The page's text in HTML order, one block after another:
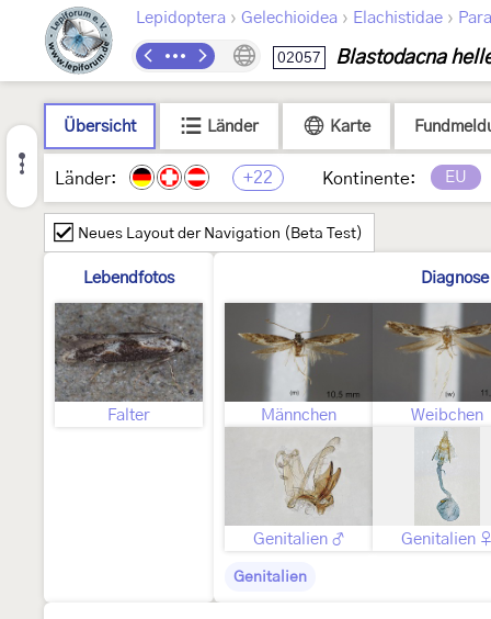
Lepidoptera › Gelechioidea › Elachistidae ›
02057 Blastodacna
Übersicht Länder Karte
Länder: +22 Kontinente: EU
Neues Layout der Navigation (Beta Test)
Lebendfotos
Falter
Diagnose
Männchen Weibchen
Genitalien ♂ Genitalien ♀
Genitalien